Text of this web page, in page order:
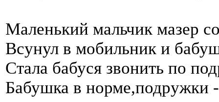
Маленький мальчик мазер
Всунул в мобильник и
Стала бабуся звонить по
Бабушка в норме,подружки